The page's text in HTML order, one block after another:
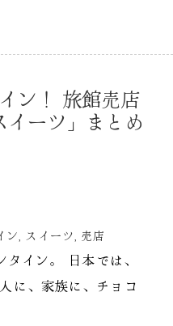
ン！ 旅館売店
ーツ」まとめ
ン スイーツ 売店
イン。 日本では、
に、家族に、チョコ